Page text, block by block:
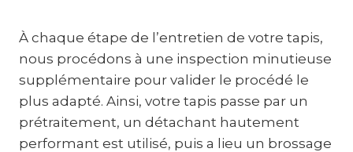
À chaque étape de l’entretien de votre tapis,
nous procédons à une inspection minutieuse
supplémentaire pour valider le procédé le
plus adapté. Ainsi, votre tapis passe par un
prétraitement, un détachant hautement
performant est utilisé, puis a lieu un brossage